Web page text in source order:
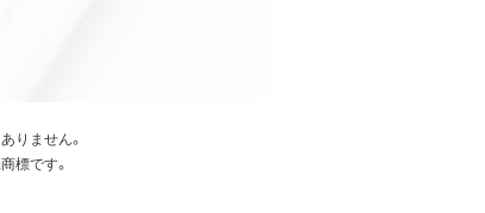
りません。
標です。